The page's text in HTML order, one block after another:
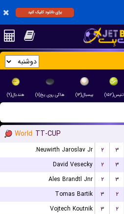
برای دانلود کلیک کنید
تنیس(۱۵۲) بیسبال(۱۳) هاکی روی یخ(۱۱) هندبال(۹)
World TT-CUP
Neuwirth Jaroslav Jr. ۲ ۳
David Vesecky
۲ ۳
Ales Brandtl Jnr
۲ ۳
Tomas Bartik
۳ ۲
Vojtech Koutnik
۳ ۲